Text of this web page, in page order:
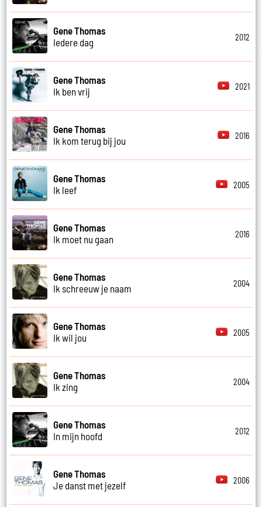
Gene Thomas
Iedere dag
2012
Gene Thomas
Ik ben vrij
2021
Gene Thomas
Ik kom terug bij jou
2016
Gene Thomas
Ik leef
2005
Gene Thomas
Ik moet nu gaan
2016
Gene Thomas
Ik schreeuw je naam
2004
Gene Thomas
Ik wil jou
2005
Gene Thomas
Ik zing
2004
Gene Thomas
In mijn hoofd
2012
Gene Thomas
Je danst met jezelf
2006